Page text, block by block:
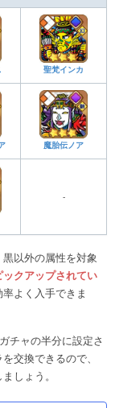
聖梵インカ
魔胎伝ノア
-
以外の属性を対象
クアップされてい
よく入手できま
チャの半分に設定さ
交換できるので、
しょう。